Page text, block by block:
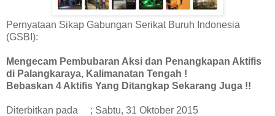
Pernyataan Sikap Gabungan Serikat Buruh Indonesia
(GSBI):
Mengecam Pembubaran Aksi dan Penangkapan Aktifis
di Palangkaraya, Kalimanatan Tengah !
Bebaskan 4 Aktifis Yang Ditangkap Sekarang Juga !!
Diterbitkan pada ; Sabtu, 31 Oktober 2015